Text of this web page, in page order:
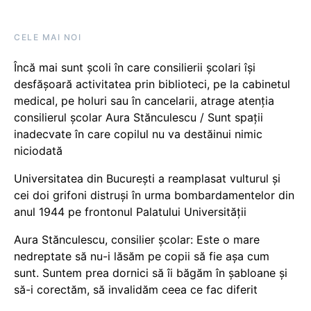
CELE MAI NOI
Încă mai sunt școli în care consilierii școlari își
desfășoară activitatea prin biblioteci, pe la cabinetul
medical, pe holuri sau în cancelarii, atrage atenția
consilierul școlar Aura Stănculescu / Sunt spații
inadecvate în care copilul nu va destăinui nimic
niciodată
Universitatea din București a reamplasat vulturul și
cei doi grifoni distruși în urma bombardamentelor din
anul 1944 pe frontonul Palatului Universității
Aura Stănculescu, consilier școlar: Este o mare
nedreptate să nu-i lăsăm pe copii să fie așa cum
sunt. Suntem prea dornici să îi băgăm în șabloane și
să-i corectăm, să invalidăm ceea ce fac diferit